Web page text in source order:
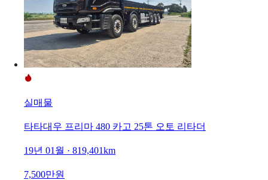
실매물
타타대우 프리마 480 카고 25톤 오토 리타더
19년 01월 · 819,401km
7,500만원